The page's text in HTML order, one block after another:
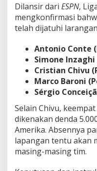
Dilansir dari ESPN,
mengkonfirmasi
telah dijatuhi
Antonio Conte
Simone
Cristian Chivu
Marco Baroni
Sérgio
Selain Chivu,
dikenakan denda
Amerika. Absennya
lapangan tentu akan
masing-masing tim.